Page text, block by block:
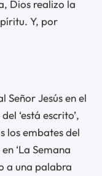
Dios realizo la
Y, por
Señor Jesús en el
‘está escrito’,
los embates del
‘La Semana
a una palabra